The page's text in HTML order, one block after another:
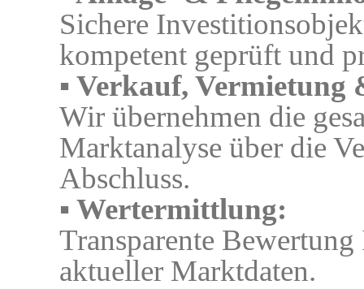
Sichere
kompetent geprüft und
▪ Verkauf, Vermietung
Wir übernehmen die
Marktanalyse über die
Abschluss.
▪ Wertermittlung:
Transparente
aktueller Marktdaten.